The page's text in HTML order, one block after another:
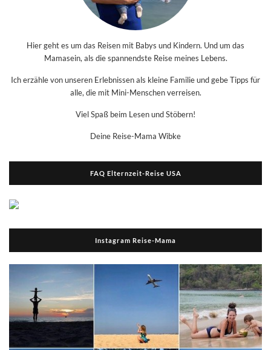
Hier geht es um das Reisen mit Babys und Kindern. Und um das
Mamasein, als die spannendste Reise meines Lebens.
Ich erzähle von unseren Erlebnissen als kleine Familie und gebe Tipps für
alle, die mit Mini-Menschen verreisen.
Viel Spaß beim Lesen und Stöbern!
Deine Reise-Mama Wibke
FAQ Elternzeit-Reise USA
Instagram Reise-Mama